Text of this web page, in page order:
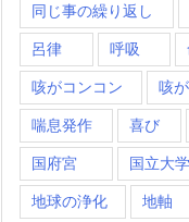
同じ事の繰り返し
呂律 呼吸
咳がコンコン 咳
喘息発作 喜び
国府宮 国立大学
地球の浄化 地軸